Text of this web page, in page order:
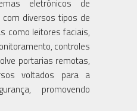
eletrônicos de
com diversos tipos de
como leitores faciais,
controles
portarias remotas,
voltados para a
promovendo